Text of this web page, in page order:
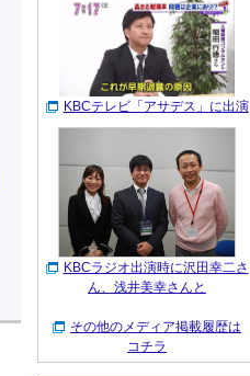
KBCテレビ「アサデス」に出演
KBCラジオ出演時に沢田幸二さ
ん、浅井美幸さんと
その他のメディア掲載履歴は
コチラ